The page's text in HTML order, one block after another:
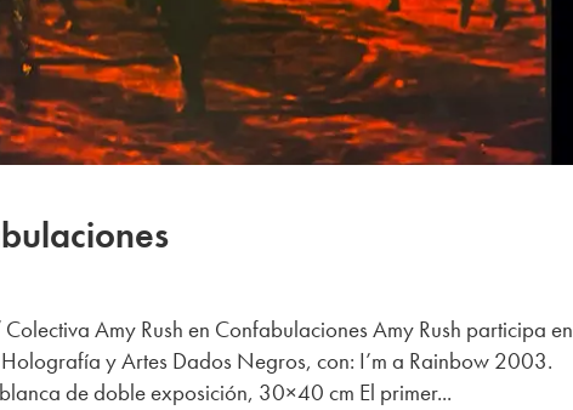
Amy Rush en Confabulaciones Amy Rush participa en
y Artes Dados Negros, con: I’m a Rainbow 2003.
de doble exposición, 30×40 cm El primer...